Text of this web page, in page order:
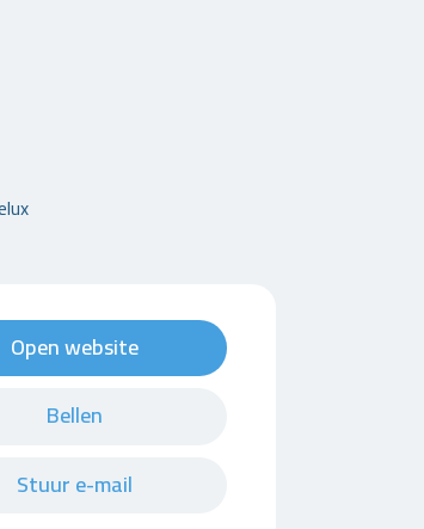
Open website
Bellen
Stuur e-mail